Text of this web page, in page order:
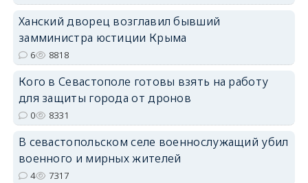
erid: 2SDnjdvhGXG
Ханский дворец возглавил бывший
замминистра юстиции Крыма
6 8818
Кого в Севастополе готовы взять на работу
для защиты города от дронов
0 8331
В севастопольском селе военнослужащий убил
военного и мирных жителей
4 7317